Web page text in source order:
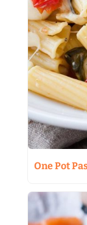
One Pot